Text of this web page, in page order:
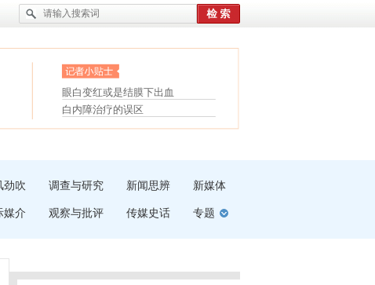
眼白变红或是结膜下出血
“枝桠”“树桠”宜写成“枝...
夏天缓解疲劳有三招
护腰，摆脱六大坏习惯
受伤了冰敷还是热敷
白内障治疗的误区
劲吹 调查与研究 新闻思辨 新媒体
媒介 观察与批评 传媒史话 专题